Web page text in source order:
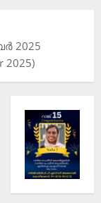
2025
2025)